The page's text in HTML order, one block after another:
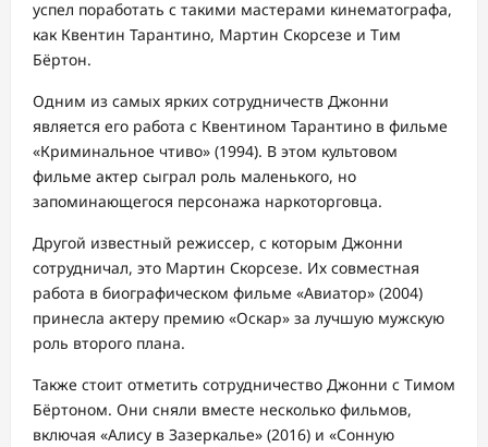
успел поработать с такими мастерами кинематографа,
как Квентин Тарантино, Мартин Скорсезе и Тим
Бёртон.
Одним из самых ярких сотрудничеств Джонни
является его работа с Квентином Тарантино в фильме
«Криминальное чтиво» (1994). В этом культовом
фильме актер сыграл роль маленького, но
запоминающегося персонажа наркоторговца.
Другой известный режиссер, с которым Джонни
сотрудничал, это Мартин Скорсезе. Их совместная
работа в биографическом фильме «Авиатор» (2004)
принесла актеру премию «Оскар» за лучшую мужскую
роль второго плана.
Также стоит отметить сотрудничество Джонни с Тимом
Бёртоном. Они сняли вместе несколько фильмов,
включая «Алису в Зазеркалье» (2016) и «Сонную